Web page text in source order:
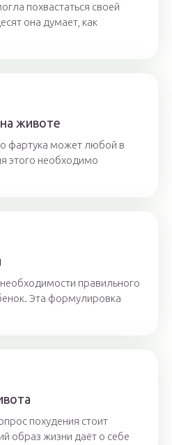
похвастаться своей
она думает, как
животе
фартука может любой в
этого необходимо
правильного
Эта формулировка
похудения стоит
образ жизни даёт о себе